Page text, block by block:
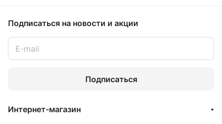
Подписаться на новости и акции
Подписаться
Интернет-магазин